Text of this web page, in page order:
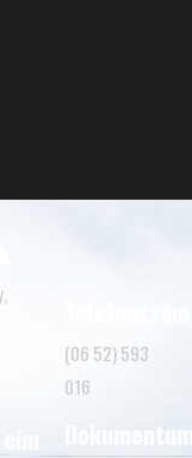
(06 52) 593
016